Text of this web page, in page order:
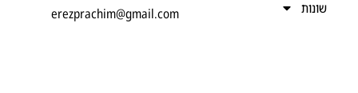
erezprachim@gmail.com